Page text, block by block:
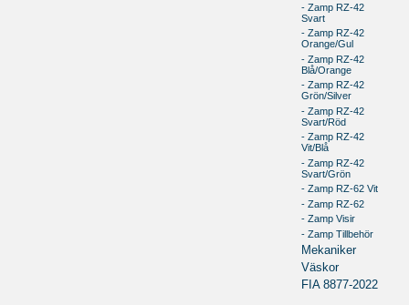
- Zamp RZ-42
Svart
- Zamp RZ-42
Orange/Gul
- Zamp RZ-42
Blå/Orange
- Zamp RZ-42
Grön/Silver
- Zamp RZ-42
Svart/Röd
- Zamp RZ-42
Vit/Blå
- Zamp RZ-42
Svart/Grön
- Zamp RZ-62 Vit
- Zamp RZ-62
- Zamp Visir
- Zamp Tillbehör
Mekaniker
Väskor
FIA 8877-2022